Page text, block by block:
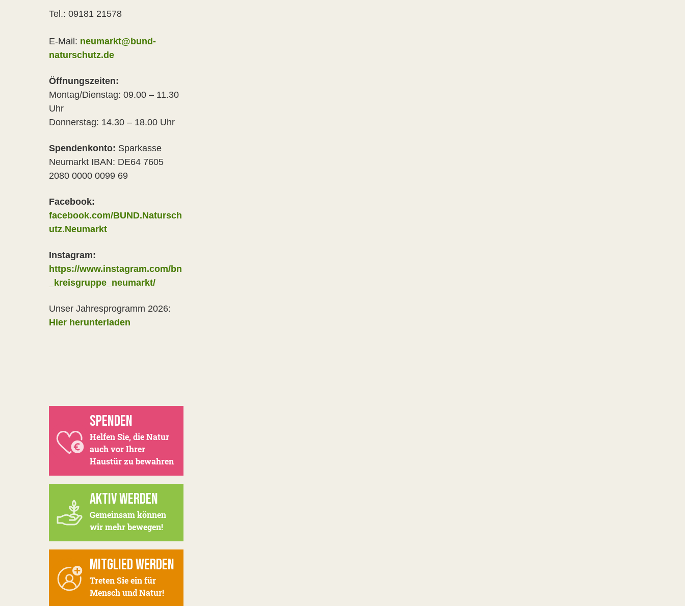
Tel.: 09181 21578
E-Mail: neumarkt@bund-
naturschutz.de
Öffnungszeiten:
Montag/Dienstag: 09.00 – 11.30
Uhr
Donnerstag: 14.30 – 18.00 Uhr
Spendenkonto: Sparkasse
Neumarkt IBAN: DE64 7605
2080 0000 0099 69
Facebook:
facebook.com/BUND.Natursch
utz.Neumarkt
Instagram:
https://www.instagram.com/bn
_kreisgruppe_neumarkt/
Unser Jahresprogramm 2026:
Hier herunterladen
SPENDEN
Helfen Sie, die Natur
auch vor Ihrer
Haustür zu bewahren
AKTIV WERDEN
Gemeinsam können
wir mehr bewegen!
MITGLIED WERDEN
Treten Sie ein für
Mensch und Natur!